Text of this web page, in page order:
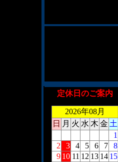
定休日のご案内
2026年08月
日 月 火 水 木 金 土
1
2
3 4 5 6 7
8
9 10 11 12 13 14 15